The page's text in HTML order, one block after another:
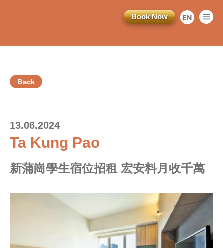
訂閱電子報
*為必填項目
简
EN
Book Now
Back
13.06.2024
Ta Kung Pao
新蒲崗學生宿位招租 宏安料月收千萬